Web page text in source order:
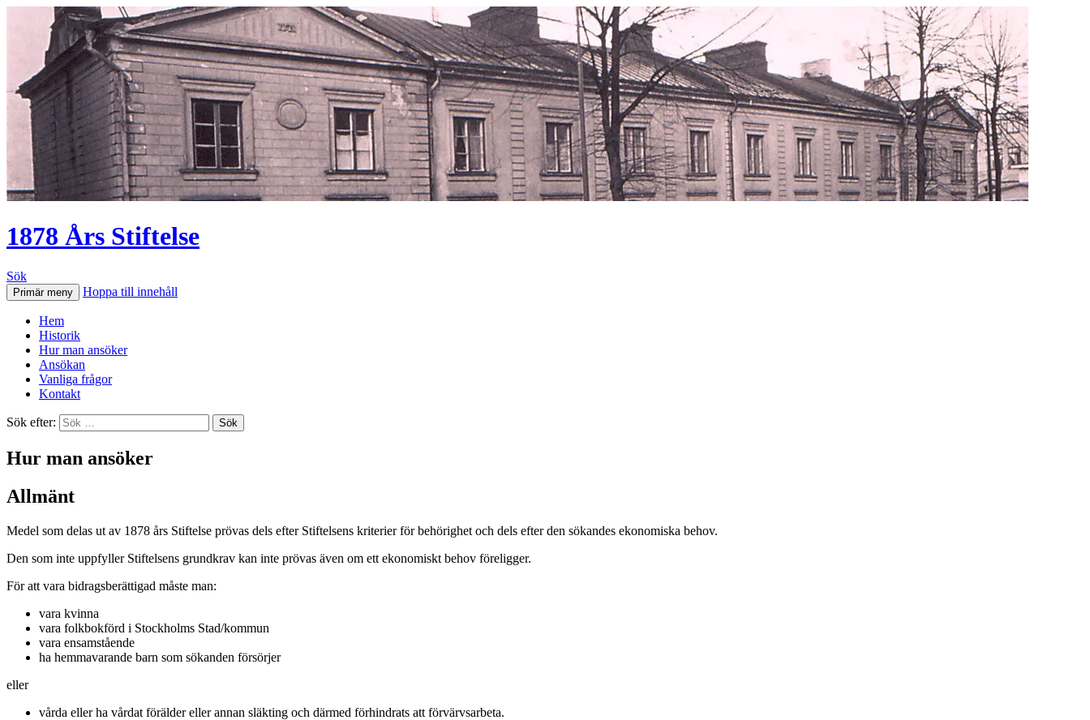
1878 Års Stiftelse
Sök
Primär meny Hoppa till innehåll
Hem
Historik
Hur man ansöker
Ansökan
Vanliga frågor
Kontakt
Sök efter:
Hur man ansöker
Allmänt
Medel som delas ut av 1878 års Stiftelse prövas dels efter Stiftelsens kriterier för behörighet och dels efter den sökandes ekonomiska behov.
Den som inte uppfyller Stiftelsens grundkrav kan inte prövas även om ett ekonomiskt behov föreligger.
För att vara bidragsberättigad måste man:
vara kvinna
vara folkbokförd i Stockholms Stad/kommun
vara ensamstående
ha hemmavarande barn som sökanden försörjer
eller
vårda eller ha vårdat förälder eller annan släkting och därmed förhindrats att förvärvsarbeta.